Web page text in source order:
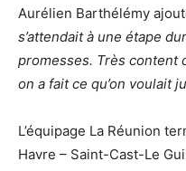
Aurélien Barthélémy
s’attendait à une étape
promesses. Très content
on a fait ce qu’on voulait
L’équipage La Réunion
Havre – Saint-Cast-Le